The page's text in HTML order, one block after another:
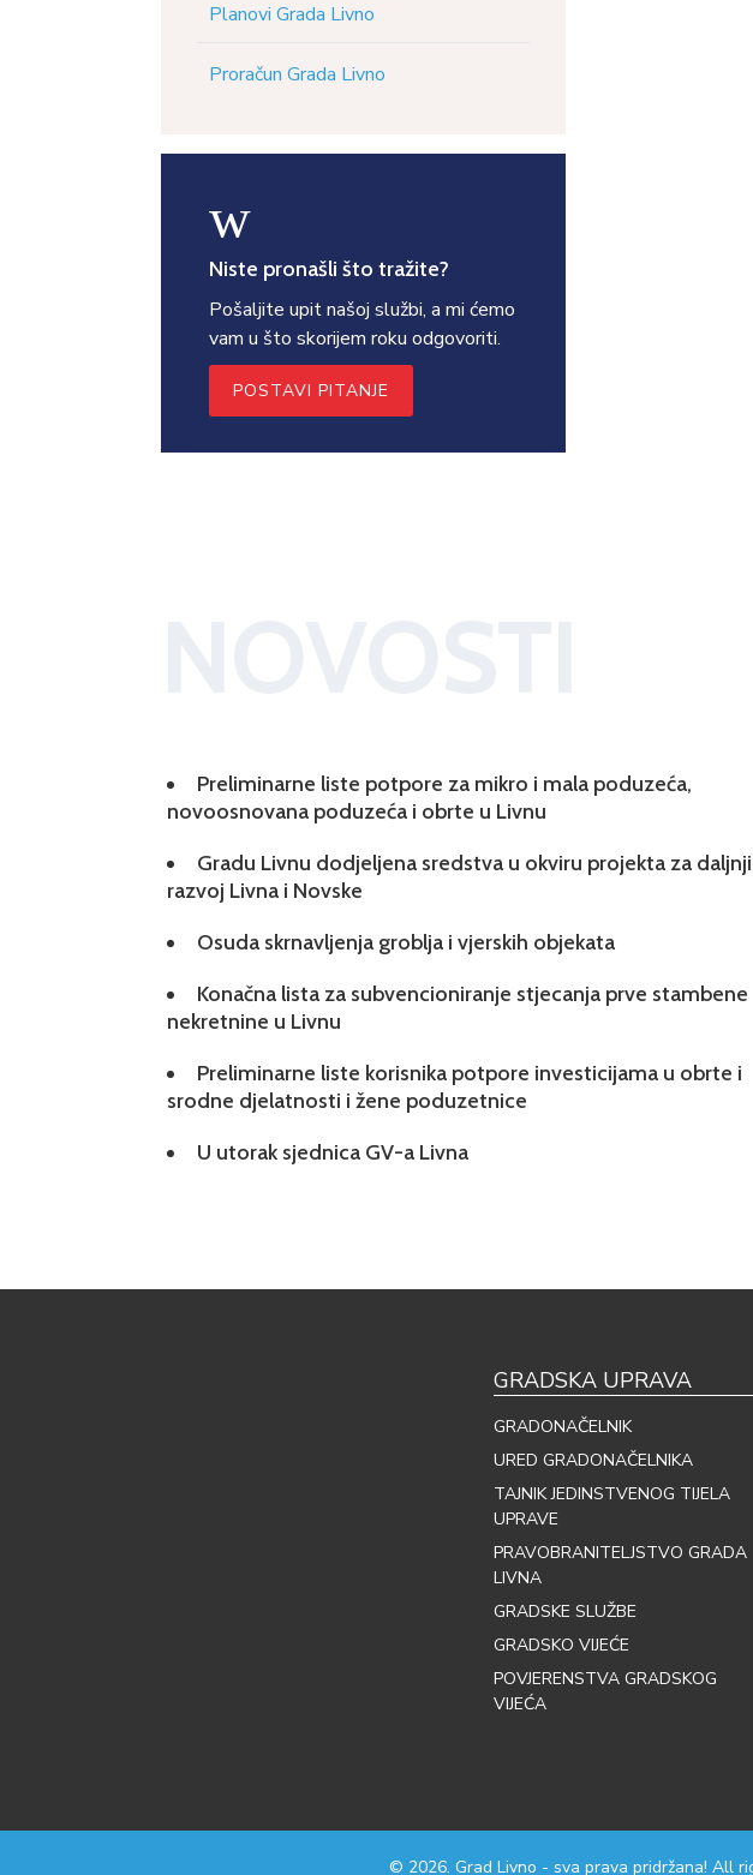
Planovi Grada Livno
Proračun Grada Livno
w
Niste pronašli što tražite?
Pošaljite upit našoj službi, a mi ćemo
vam u što skorijem roku odgovoriti.
POSTAVI PITANJE
Preliminarne liste potpore za mikro i mala poduzeća,
novoosnovana poduzeća i obrte u Livnu
Gradu Livnu dodjeljena sredstva u okviru projekta za daljnji
razvoj Livna i Novske
Osuda skrnavljenja groblja i vjerskih objekata
Konačna lista za subvencioniranje stjecanja prve stambene
nekretnine u Livnu
Preliminarne liste korisnika potpore investicijama u obrte i
srodne djelatnosti i žene poduzetnice
U utorak sjednica GV-a Livna
GRADSKA UPRAVA
GRADONAČELNIK
URED GRADONAČELNIKA
TAJNIK JEDINSTVENOG TIJELA
UPRAVE
PRAVOBRANITELJSTVO GRADA
LIVNA
GRADSKE SLUŽBE
GRADSKO VIJEĆE
POVJERENSTVA GRADSKOG
VIJEĆA
© 2026. Grad Livno - sva prava pridržana! All